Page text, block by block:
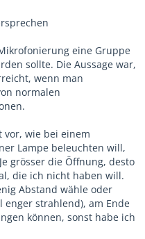
eine Gruppe
sollte. Die Aussage war,
wenn man
normalen
vor, wie bei einem
Lampe beleuchten will,
grösser die Öffnung, desto
die ich nicht haben will.
Abstand wähle oder
strahlend), am Ende
können, sonst habe ich